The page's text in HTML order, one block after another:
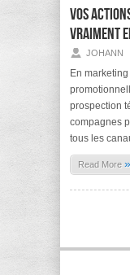
Vos
vraiment
JOHANN
En
prospection
compagnes
tous les
Read More »